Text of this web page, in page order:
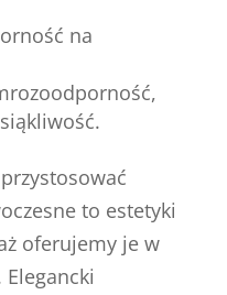
na
to estetyki
oferujemy je w